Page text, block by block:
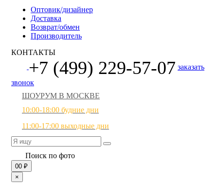
Оптовик/дизайнер
Доставка
Возврат/обмен
Производитель
КОНТАКТЫ
+7 (499) 229-57-07 заказать
звонок
ШОУРУМ В МОСКВЕ
10:00-18:00 будние дни
11:00-17:00 выходные дни
Поиск по фото
00 ₽
×